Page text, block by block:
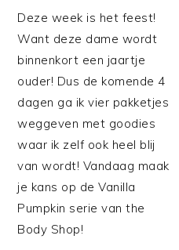
Deze week is het feest!
Want deze dame wordt
binnenkort een jaartje
ouder! Dus de komende 4
dagen ga ik vier pakketjes
weggeven met goodies
waar ik zelf ook heel blij
van wordt! Vandaag maak
je kans op de Vanilla
Pumpkin serie van the
Body Shop!